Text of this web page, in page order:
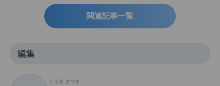
関連記事一覧
編集
くろき さつき